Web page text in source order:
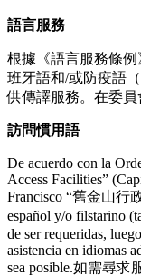
語言服務
根據《語言服務條
班牙語和/或防疫語
供傳譯服務。在委員
訪問慣用語
De acuerdo con la
Access Facilities”
Francisco “舊金山行
español y/o filstarino
de ser requeridas,
asistencia en idiomas
sea posible.如需尋求